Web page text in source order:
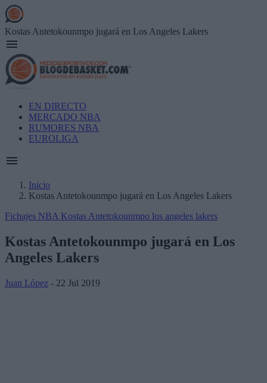
Skip
to
main
content
Kostas Antetokounmpo jugará en Los Angeles Lakers
Main
navigation
EN DIRECTO
MERCADO NBA
RUMORES NBA
EUROLIGA
Breadcrumb
Inicio
Kostas Antetokounmpo jugará en Los Angeles Lakers
Fichajes NBA Kostas Antetokounmpo los angeles lakers
Kostas Antetokounmpo jugará en Los
Angeles Lakers
Juan López - 22 Jul 2019